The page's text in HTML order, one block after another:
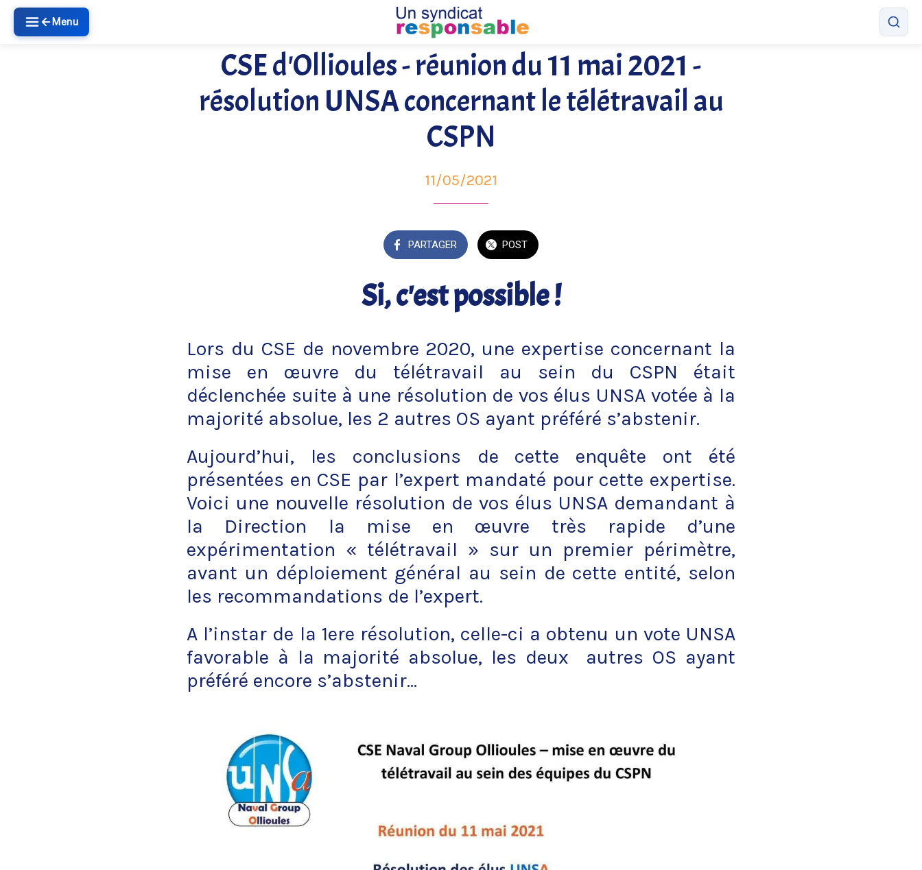
Menu
CSE d'Ollioules - réunion du 11 mai 2021 -
résolution UNSA concernant le télétravail au
CSPN
11/05/2021
PARTAGER POST
Si, c'est possible !
Lors du CSE de novembre 2020, une expertise concernant la
mise en œuvre du télétravail au sein du CSPN était
déclenchée suite à une résolution de vos élus UNSA votée à la
majorité absolue, les 2 autres OS ayant préféré s’abstenir.
Aujourd’hui, les conclusions de cette enquête ont été
présentées en CSE par l’expert mandaté pour cette expertise.
Voici une nouvelle résolution de vos élus UNSA demandant à
la Direction la mise en œuvre très rapide d’une
expérimentation « télétravail » sur un premier périmètre,
avant un déploiement général au sein de cette entité, selon
les recommandations de l’expert.
A l’instar de la 1ere résolution, celle-ci a obtenu un vote UNSA
favorable à la majorité absolue, les deux autres OS ayant
préféré encore s’abstenir...